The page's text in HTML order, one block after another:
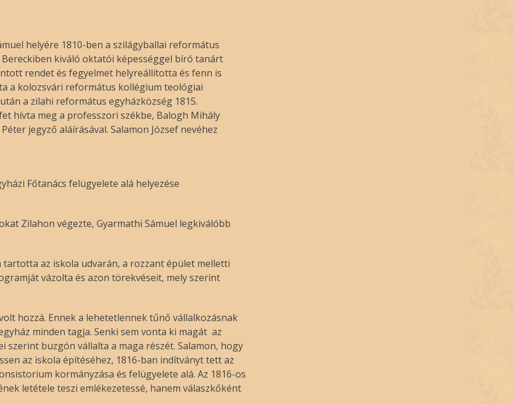
helyére 1810-ben a szilágyballai református
kiváló oktatói képességgel bíró tanárt
rendet és fegyelmet helyreállította és fenn is
a kolozsvári református kollégium teológiai
a zilahi református egyházközség 1815.
hívta meg a professzori székbe, Balogh Mihály
jegyző aláírásával. Salamon József nevéhez
Főtanács felügyelete alá helyezése
Zilahon végezte, Gyarmathi Sámuel legkiválóbb
az iskola udvarán, a rozzant épület melletti
vázolta és azon törekvéseit, mely szerint
hozzá. Ennek a lehetetlennek tűnő vállalkozásnak
minden tagja. Senki sem vonta ki magát az
szerint buzgón vállalta a maga részét. Salamon, hogy
az iskola építéséhez, 1816-ban indítványt tett az
kormányzása és felügyelete alá. Az 1816-os
letétele teszi emlékezetessé, hanem válaszkőként